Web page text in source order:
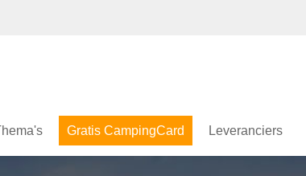
Gratis CampingCard Leveranciers